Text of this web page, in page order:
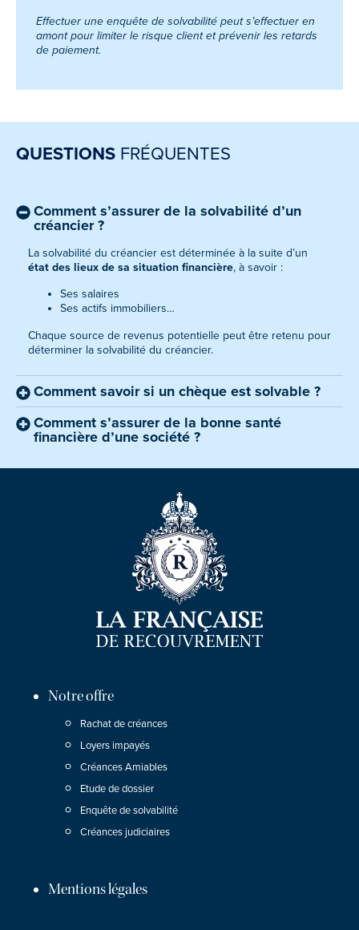
Effectuer une enquête de solvabilité peut s’effectuer en
amont pour limiter le risque client et prévenir les retards
de paiement.
QUESTIONS FRÉQUENTES
Comment s’assurer de la solvabilité d’un
créancier ?
La solvabilité du créancier est déterminée à la suite d’un
état des lieux de sa situation financière, à savoir :
Ses salaires
Ses actifs immobiliers…
Chaque source de revenus potentielle peut être retenu pour
déterminer la solvabilité du créancier.
Comment savoir si un chèque est solvable ?
Comment s’assurer de la bonne santé
financière d’une société ?
Notre offre
Rachat de créances
Loyers impayés
Créances Amiables
Etude de dossier
Enquête de solvabilité
Créances judiciaires
Mentions légales